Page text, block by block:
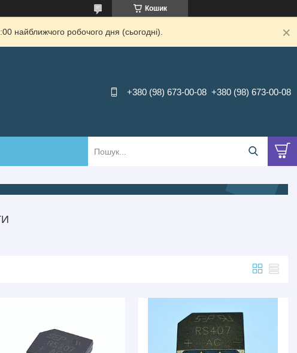
Кошик
найближчого робочого дня (сьогодні).
+380 (98) 673-00-08 +380 (98) 673-00-08